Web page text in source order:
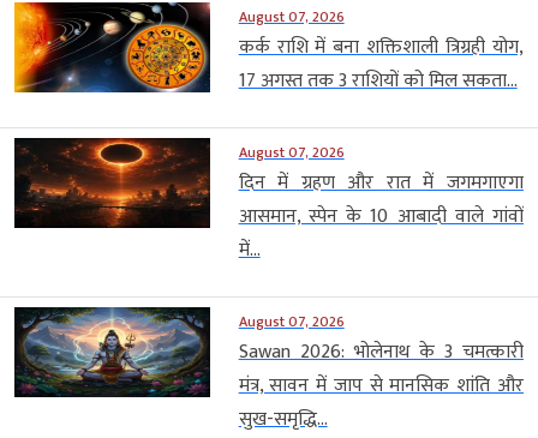
August 07, 2026
कर्क राशि में बना शक्तिशाली त्रिग्रही योग,
17 अगस्त तक 3 राशियों को मिल सकता...
August 07, 2026
दिन में ग्रहण और रात में जगमगाएगा
आसमान, स्पेन के 10 आबादी वाले गांवों
में...
August 07, 2026
Sawan 2026: भोलेनाथ के 3 चमत्कारी
मंत्र, सावन में जाप से मानसिक शांति और
सुख-समृद्धि...